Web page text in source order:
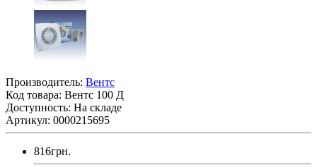
Производитель: Вентс
Код товара: Вентс 100 Д
Доступность: На складе
Артикул: 0000215695
816грн.